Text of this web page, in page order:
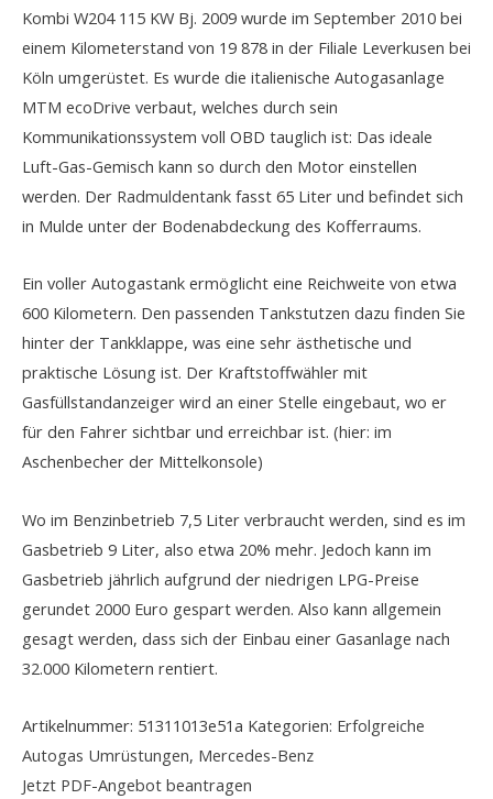
Kombi W204 115 KW Bj. 2009 wurde im September 2010 bei
einem Kilometerstand von 19 878 in der Filiale Leverkusen bei
Köln umgerüstet. Es wurde die italienische Autogasanlage
MTM ecoDrive verbaut, welches durch sein
Kommunikationssystem voll OBD tauglich ist: Das ideale
Luft-Gas-Gemisch kann so durch den Motor einstellen
werden. Der Radmuldentank fasst 65 Liter und befindet sich
in Mulde unter der Bodenabdeckung des Kofferraums.
Ein voller Autogastank ermöglicht eine Reichweite von etwa
600 Kilometern. Den passenden Tankstutzen dazu finden Sie
hinter der Tankklappe, was eine sehr ästhetische und
praktische Lösung ist. Der Kraftstoffwähler mit
Gasfüllstandanzeiger wird an einer Stelle eingebaut, wo er
für den Fahrer sichtbar und erreichbar ist. (hier: im
Aschenbecher der Mittelkonsole)
Wo im Benzinbetrieb 7,5 Liter verbraucht werden, sind es im
Gasbetrieb 9 Liter, also etwa 20% mehr. Jedoch kann im
Gasbetrieb jährlich aufgrund der niedrigen LPG-Preise
gerundet 2000 Euro gespart werden. Also kann allgemein
gesagt werden, dass sich der Einbau einer Gasanlage nach
32.000 Kilometern rentiert.
Artikelnummer: 51311013e51a Kategorien: Erfolgreiche
Autogas Umrüstungen, Mercedes-Benz
Jetzt PDF-Angebot beantragen